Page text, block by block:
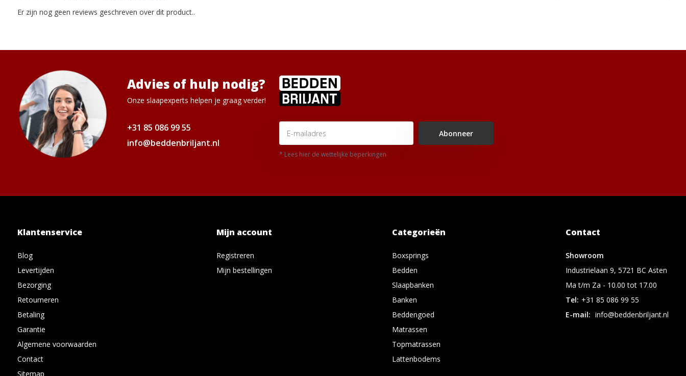
Er zijn nog geen reviews geschreven over dit product..
Advies of hulp nodig?
Onze slaapexperts helpen je graag verder!
+31 85 086 99 55
info@beddenbriljant.nl
Abonneer
* Lees hier de wettelijke beperkingen
Klantenservice
Blog
Levertijden
Bezorging
Retourneren
Betaling
Garantie
Algemene voorwaarden
Contact
Sitemap
Mijn account
Registreren
Mijn bestellingen
Categorieën
Boxsprings
Bedden
Slaapbanken
Banken
Beddengoed
Matrassen
Topmatrassen
Lattenbodems
Contact
Showroom
Industrielaan 9, 5721 BC Asten
Ma t/m Za - 10.00 tot 17.00
Tel: +31 85 086 99 55
E-mail: info@beddenbriljant.nl